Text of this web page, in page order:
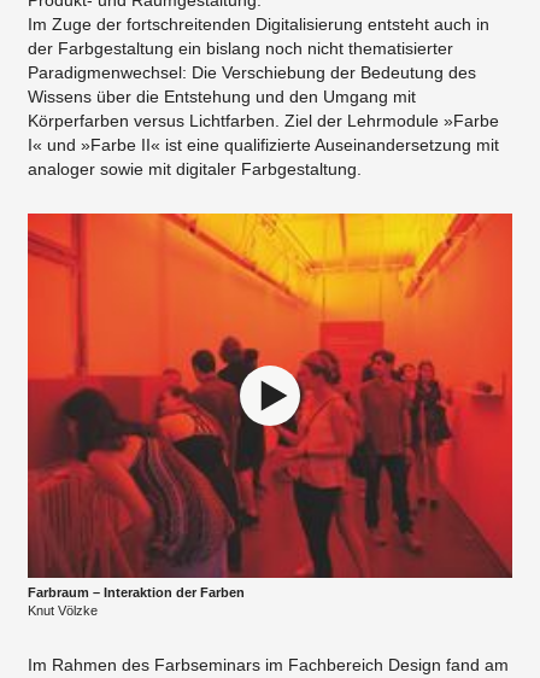
Im Zuge der fortschreitenden Digitalisierung entsteht auch in
der Farbgestaltung ein bislang noch nicht thematisierter
Paradigmenwechsel: Die Verschiebung der Bedeutung des
Wissens über die Entstehung und den Umgang mit
Körperfarben versus Lichtfarben. Ziel der Lehrmodule »Farbe
I« und »Farbe II« ist eine qualifizierte Auseinandersetzung mit
analoger sowie mit digitaler Farbgestaltung.
Farbraum – Interaktion der Farben
Knut Völzke
Im Rahmen des Farbseminars im Fachbereich Design fand am